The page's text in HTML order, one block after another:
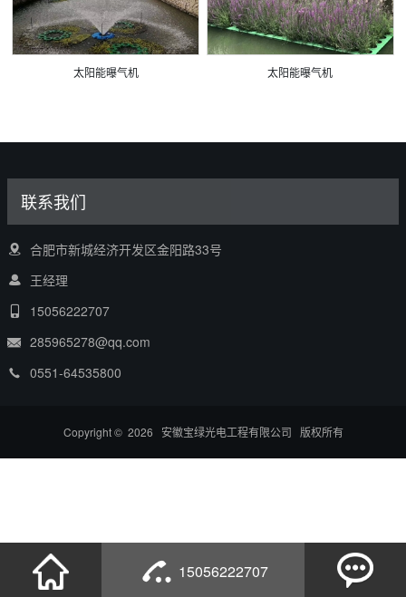
太阳能曝气机 太阳能曝气机
联系我们
合肥市新城经济开发区金阳路33号
王经理
15056222707
285965278@qq.com
0551-64535800
Copyright © 2026 安徽宝绿光电工程有限公司 版权所有
15056222707